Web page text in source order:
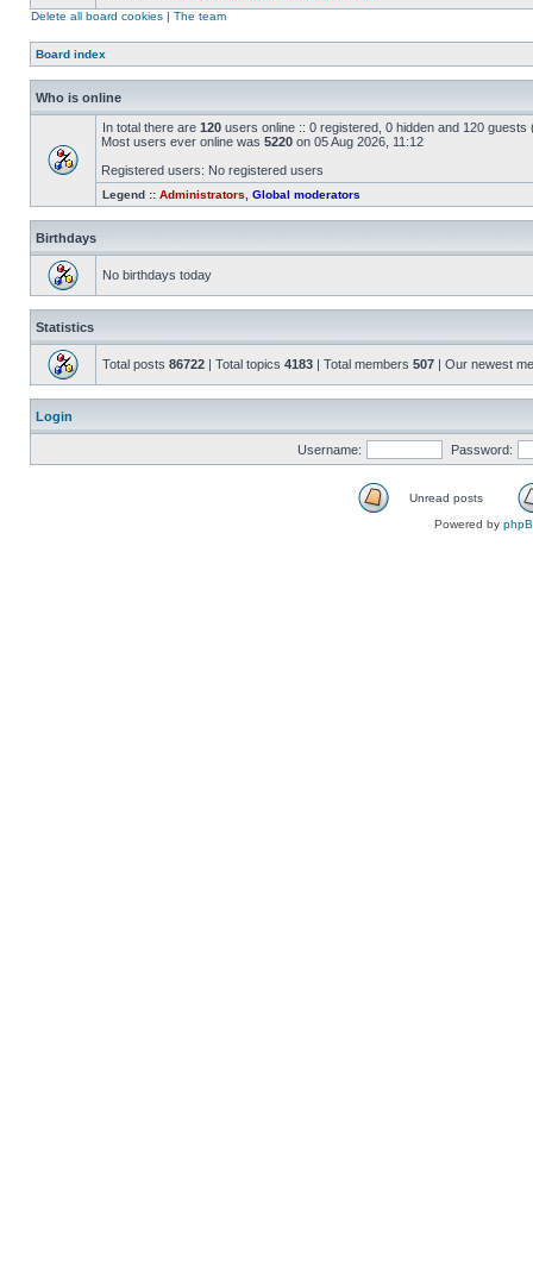
Delete all board cookies | The team
Board index
Who is online
In total there are 120 users online :: 0 registered, 0 hidden and 120
Most users ever online was 5220 on 05 Aug 2026, 11:12
Registered users: No registered users
Legend :: Administrators Global moderators
Birthdays
No birthdays today
Statistics
Total posts 86722 | Total topics 4183 | Total members 507 | Our newest
Login
Username: Password:
Unread posts
Powered by